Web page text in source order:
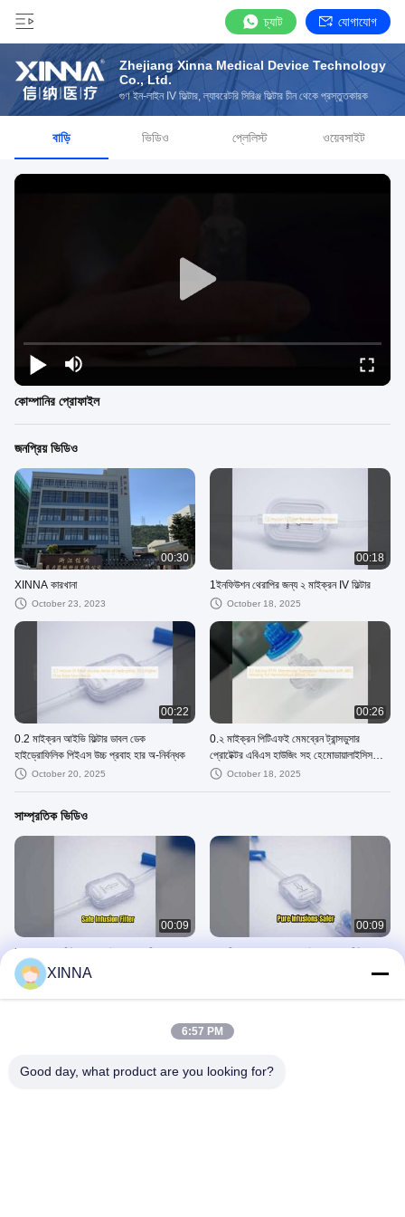
চ্যাট যোগাযোগ
Zhejiang Xinna Medical Device Technology
Co., Ltd.
গুণ ইন-লাইন IV ফিল্টার, ল্যাবরেটরি সিরিঞ্জ ফিল্টার চীন থেকে প্রস্তুতকারক
বাড়ি ভিডিও প্লেলিস্ট ওয়েবসাইট
কোম্পানির প্রোফাইল
জনপ্রিয় ভিডিও
00:30
XINNA কারখানা
October 23, 2023
00:18
1ইনফিউশন থেরাপির জন্য ২ মাইক্রন IV ফিল্টার
October 18, 2025
00:22
0.2 মাইক্রন আইভি ফিল্টার ডাবল ডেক
হাইড্রোফিলিক পিইএস উচ্চ প্রবাহ হার অ-নির্বন্ধক
October 20, 2025
00:26
0.২ মাইক্রন পিটিএফই মেমব্রেন ট্রান্সডুসার
প্রোটেক্টর এবিএস হাউজিং সহ হেমোডায়ালাইসিস
রক্তের লাইনগুলির জন্য
October 18, 2025
সাম্প্রতিক ভিডিও
00:09
XINNA IV ফিল্টার 0.2 মাইক্রোন মেডিকেল
ইনফিউশন
March 02, 2026
00:09
XINNA
6:57 PM
Good day, what product are you looking for?